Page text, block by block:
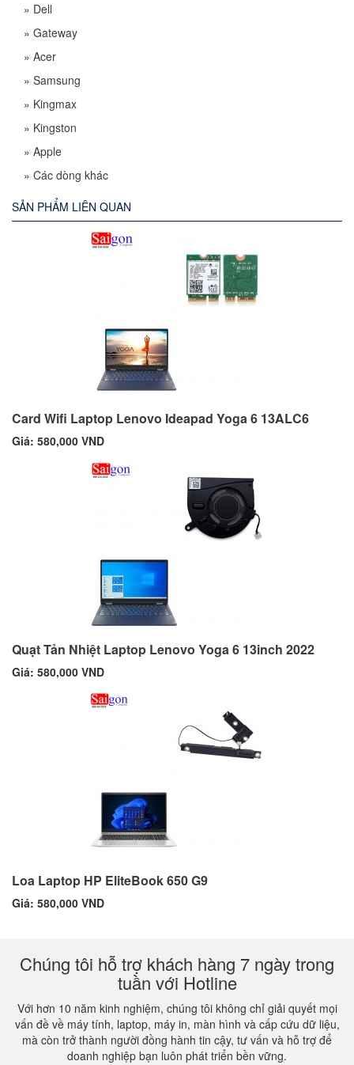
» Dell
» Gateway
» Acer
» Samsung
» Kingmax
» Kingston
» Apple
» Các dòng khác
SẢN PHẨM LIÊN QUAN
Card Wifi Laptop Lenovo Ideapad Yoga 6 13ALC6
Giá: 580,000 VND
Quạt Tản Nhiệt Laptop Lenovo Yoga 6 13inch 2022
Giá: 580,000 VND
Loa Laptop HP EliteBook 650 G9
Giá: 580,000 VND
Chúng tôi hỗ trợ khách hàng 7 ngày trong
tuần với Hotline
Với hơn 10 năm kinh nghiệm, chúng tôi không chỉ giải quyết mọi
vấn đề về máy tính, laptop, máy in, màn hình và cấp cứu dữ liệu,
mà còn trở thành người đồng hành tin cậy, tư vấn và hỗ trợ để
doanh nghiệp bạn luôn phát triển bền vững.